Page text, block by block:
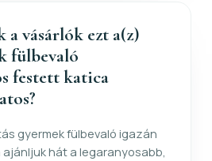
vásárlók ezt a(z)
fülbevaló
festett katica
gyermek fülbevaló igazán
hát a legaranyosabb,